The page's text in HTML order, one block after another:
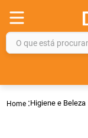
O que está
Higiene e Beleza
gelmax